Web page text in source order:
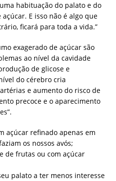
habituação do palato e do
E isso não é algo que
ficará para toda a vida.”
exagerado de açúcar são
ao nível da cavidade
de glicose e
do cérebro cria
e aumento do risco de
precoce e o aparecimento
açúcar refinado apenas em
os nossos avós;
de frutas ou com açúcar
palato a ter menos interesse